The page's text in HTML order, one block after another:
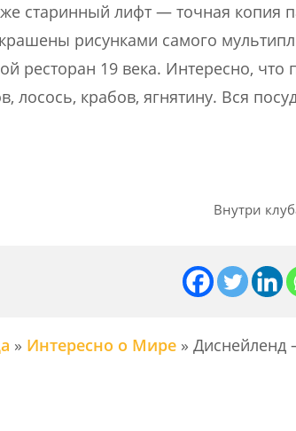
старинный лифт — точная копия
рисунками самого
ресторан 19 века. Интересно,
лосось, крабов, ягнятину. Вся
Внутри
» Интересно о Мире» Диснейленд